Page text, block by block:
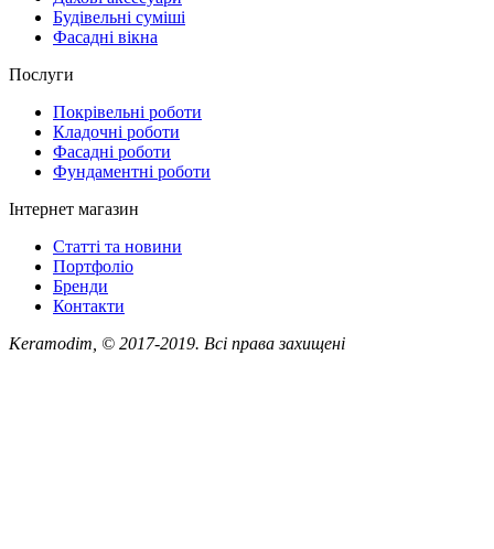
Будівельні суміші
Фасадні вікна
Послуги
Покрівельні роботи
Кладочні роботи
Фасадні роботи
Фундаментні роботи
Інтернет магазин
Статті та новини
Портфоліо
Бренди
Контакти
Keramodim, © 2017-2019. Всі права захищені